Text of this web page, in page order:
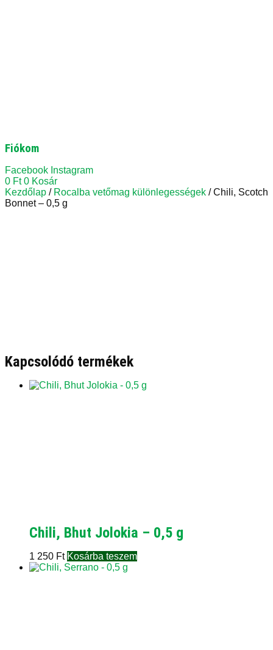
Fiókom
Facebook Instagram
0 Ft 0 Kosár
Kezdőlap / Rocalba vetőmag különlegességek / Chili, Scotch
Bonnet – 0,5 g
Kapcsolódó termékek
Chili, Bhut Jolokia – 0,5 g
1 250 Ft Kosárba teszem